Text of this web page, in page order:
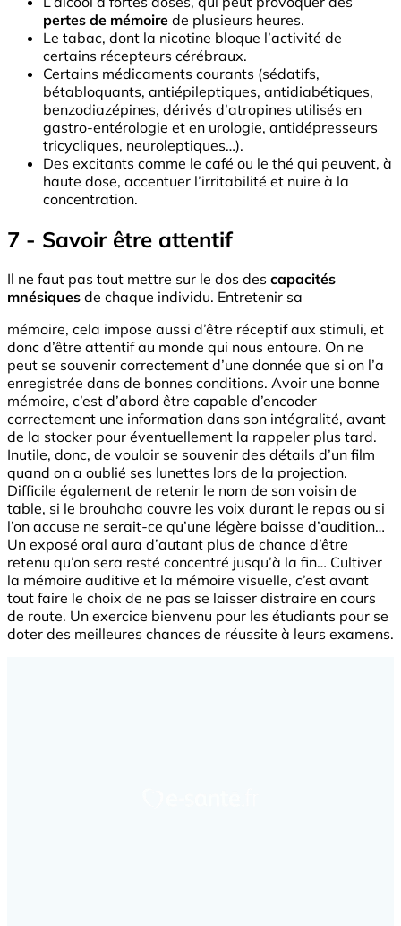
pertes de mémoire de plusieurs heures.
Le tabac, dont la nicotine bloque l’activité de
certains récepteurs cérébraux.
Certains médicaments courants (sédatifs,
bétabloquants, antiépileptiques, antidiabétiques,
benzodiazépines, dérivés d’atropines utilisés en
gastro-entérologie et en urologie, antidépresseurs
tricycliques, neuroleptiques…).
Des excitants comme le café ou le thé qui peuvent, à
haute dose, accentuer l’irritabilité et nuire à la
concentration.
7 - Savoir être attentif
Il ne faut pas tout mettre sur le dos des capacités
mnésiques de chaque individu. Entretenir sa
mémoire, cela impose aussi d’être réceptif aux stimuli, et
donc d’être attentif au monde qui nous entoure. On ne
peut se souvenir correctement d’une donnée que si on l’a
enregistrée dans de bonnes conditions. Avoir une bonne
mémoire, c’est d’abord être capable d’encoder
correctement une information dans son intégralité, avant
de la stocker pour éventuellement la rappeler plus tard.
Inutile, donc, de vouloir se souvenir des détails d’un film
quand on a oublié ses lunettes lors de la projection.
Difficile également de retenir le nom de son voisin de
table, si le brouhaha couvre les voix durant le repas ou si
l’on accuse ne serait-ce qu’une légère baisse d’audition…
Un exposé oral aura d’autant plus de chance d’être
retenu qu’on sera resté concentré jusqu’à la fin… Cultiver
la mémoire auditive et la mémoire visuelle, c’est avant
tout faire le choix de ne pas se laisser distraire en cours
de route. Un exercice bienvenu pour les étudiants pour se
doter des meilleures chances de réussite à leurs examens.